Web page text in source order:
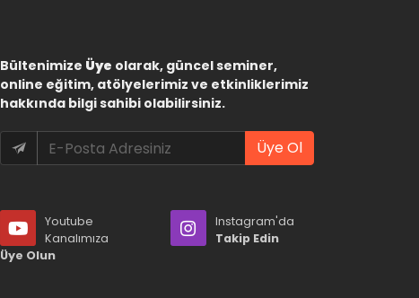
Bültenimize Üye olarak, güncel seminer,
online eğitim, atölyelerimiz ve etkinliklerimiz
hakkında bilgi sahibi olabilirsiniz.
Üye Ol
Youtube
Kanalımıza
Üye Olun
Instagram'da
Takip Edin